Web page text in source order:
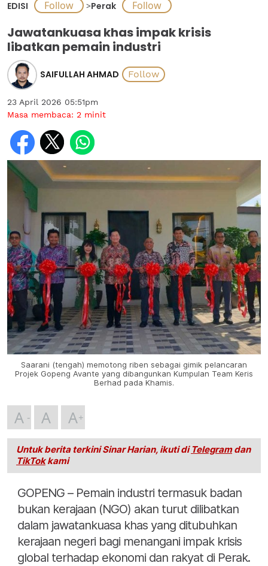
EDISI >Perak
Jawatankuasa khas impak krisis
libatkan pemain industri
SAIFULLAH AHMAD
23 April 2026 05:51pm
Masa membaca: 2 minit
Saarani (tengah) memotong riben sebagai gimik pelancaran
Projek Gopeng Avante yang dibangunkan Kumpulan Team Keris
Berhad pada Khamis.
A A A
Untuk berita terkini Sinar Harian, ikuti di Telegramdan
TikTokkami
GOPENG – Pemain industri termasuk badan
bukan kerajaan (NGO) akan turut dilibatkan
dalam jawatankuasa khas yang ditubuhkan
kerajaan negeri bagi menangani impak krisis
global terhadap ekonomi dan rakyat di Perak.